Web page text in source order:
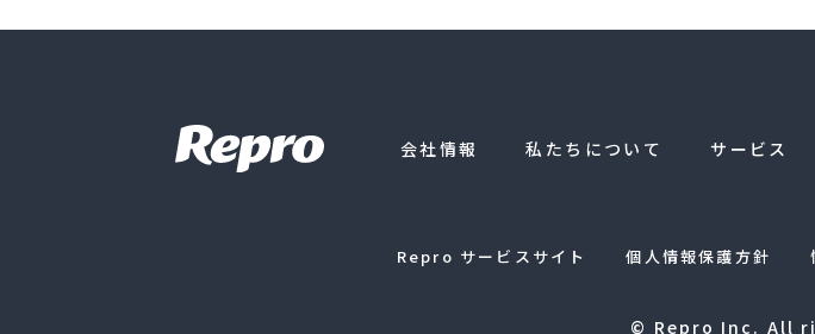
会社情報 私たちについて サービス
Repro サービスサイト 個人情報保護方針
© Repro Inc. All